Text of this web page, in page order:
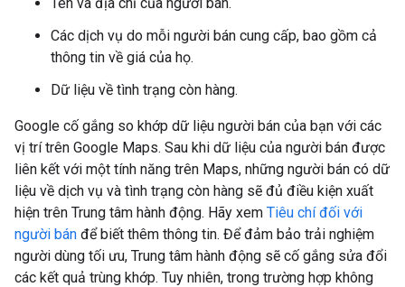
Các dịch vụ do mỗi người bán cung cấp, bao gồm cả
thông tin về giá của họ.
Dữ liệu về tình trạng còn hàng.
Google cố gắng so khớp dữ liệu người bán của bạn với các
vị trí trên Google Maps. Sau khi dữ liệu của người bán được
liên kết với một tính năng trên Maps, những người bán có dữ
liệu về dịch vụ và tình trạng còn hàng sẽ đủ điều kiện xuất
hiện trên Trung tâm hành động. Hãy xem Tiêu chí đối với
người bán để biết thêm thông tin. Để đảm bảo trải nghiệm
người dùng tối ưu, Trung tâm hành động sẽ cố gắng sửa đổi
các kết quả trùng khớp. Tuy nhiên, trong trường hợp không